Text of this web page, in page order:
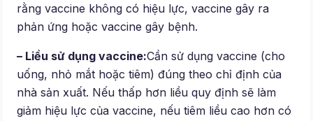
rằng vaccine không có hiệu lực, vaccine gây ra
phản ứng hoặc vaccine gây bệnh.
– Liều sử dụng vaccine:Cần sử dụng vaccine (cho
uống, nhỏ mắt hoặc tiêm) đúng theo chỉ định của
nhà sản xuất. Nếu thấp hơn liều quy định sẽ làm
giảm hiệu lực của vaccine, nếu tiêm liều cao hơn có